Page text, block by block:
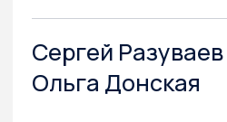
База знаний
Отзывы
Траектория